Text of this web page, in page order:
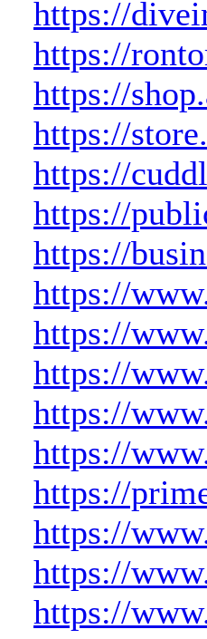
https://
https://
https://
https://
https://
https://
https://
https://
https://
https://
https://
https://
https://
https://
https://
https://